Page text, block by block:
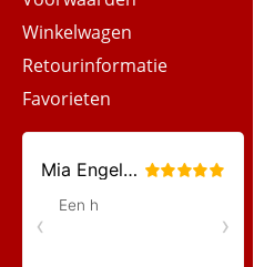
Winkelwagen
Retourinformatie
Favorieten